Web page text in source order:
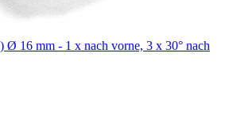
Ø 16 mm - 1 x nach vorne, 3 x 30° nach